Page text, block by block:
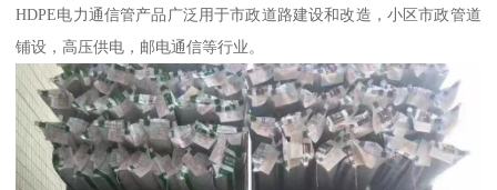
HDPE电力通信管产品广泛用于市政道路建设和改造，小区市政管道
铺设，高压供电，邮电通信等行业。